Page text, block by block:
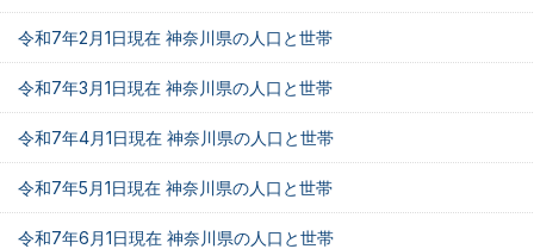
令和7年2月1日現在 神奈川県の人口と世帯
令和7年3月1日現在 神奈川県の人口と世帯
令和7年4月1日現在 神奈川県の人口と世帯
令和7年5月1日現在 神奈川県の人口と世帯
令和7年6月1日現在 神奈川県の人口と世帯